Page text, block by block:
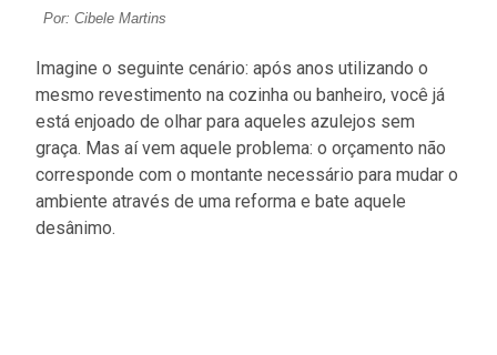
Por: Cibele Martins
Imagine o seguinte cenário: após anos utilizando o
mesmo revestimento na cozinha ou banheiro, você já
está enjoado de olhar para aqueles azulejos sem
graça. Mas aí vem aquele problema: o orçamento não
corresponde com o montante necessário para mudar o
ambiente através de uma reforma e bate aquele
desânimo.